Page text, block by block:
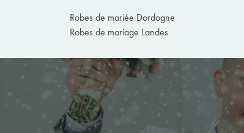
Robes de mariée Dordogne
Robes de mariage Landes